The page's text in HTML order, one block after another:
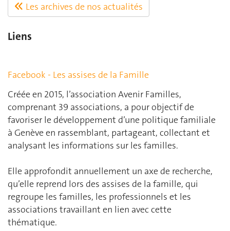
Les archives de nos actualités
Liens
Facebook - Les assises de la Famille
Créée en 2015, l’association Avenir Familles,
comprenant 39 associations, a pour objectif de
favoriser le développement d’une politique familiale
à Genève en rassemblant, partageant, collectant et
analysant les informations sur les familles.
Elle approfondit annuellement un axe de recherche,
qu’elle reprend lors des assises de la famille, qui
regroupe les familles, les professionnels et les
associations travaillant en lien avec cette
thématique.